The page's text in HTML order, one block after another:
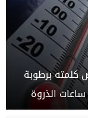
برطوبة
الذروة